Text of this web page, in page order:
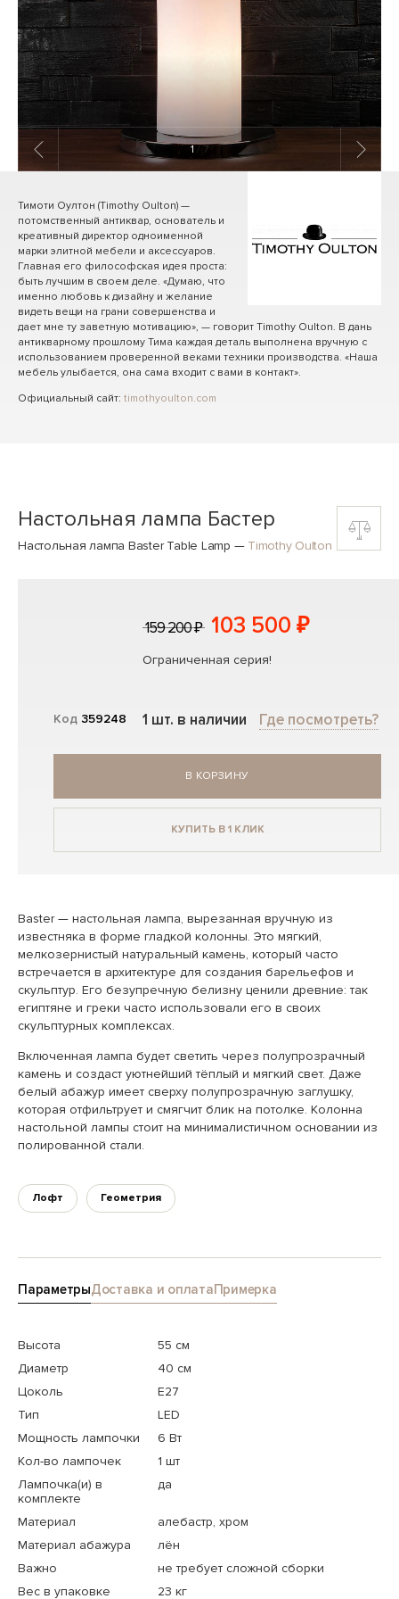
1 / 7
Тимоти Оултон (Timothy Oulton) —
потомственный антиквар, основатель и
креативный директор одноименной
марки элитной мебели и аксессуаров.
Главная его философская идея проста:
быть лучшим в своем деле. «Думаю, что
именно любовь к дизайну и желание
видеть вещи на грани совершенства и
дает мне ту заветную мотивацию», — говорит Timothy Oulton. В дань
антикварному прошлому Тима каждая деталь выполнена вручную с
использованием проверенной веками техники производства. «Наша
мебель улыбается, она сама входит с вами в контакт».
Официальный сайт: timothyoulton.com
Настольная лампа Бастер
Настольная лампа Baster Table Lamp — Timothy Oulton
Код 359248
159 200 ₽ 103 500 ₽
Ограниченная серия!
1 шт. в наличии Где посмотреть?
В КОРЗИНУ
КУПИТЬ В 1 КЛИК
Baster — настольная лампа, вырезанная вручную из
известняка в форме гладкой колонны. Это мягкий,
мелкозернистый натуральный камень, который часто
встречается в архитектуре для создания барельефов и
скульптур. Его безупречную белизну ценили древние: так
египтяне и греки часто использовали его в своих
скульптурных комплексах.
Включенная лампа будет светить через полупрозрачный
камень и создаст уютнейший тёплый и мягкий свет. Даже
белый абажур имеет сверху полупрозрачную заглушку,
которая отфильтрует и смягчит блик на потолке. Колонна
настольной лампы стоит на минималистичном основании из
полированной стали.
Лофт Геометрия
ПараметрыДоставка и оплатаПримерка
Высота
55 см
Диаметр
40 см
Цоколь
E27
Тип
LED
Мощность лампочки
6 Вт
Кол-во лампочек
1 шт
Лампочка(и) в
комплекте
да
Материал
алебастр, хром
Материал абажура
лён
Важно
не требует сложной сборки
Вес в упаковке
23 кг